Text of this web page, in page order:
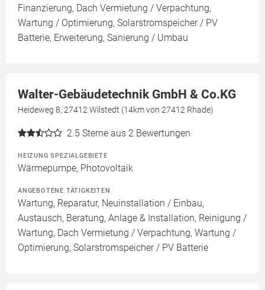
Finanzierung, Dach Vermietung / Verpachtung,
Wartung / Optimierung, Solarstromspeicher / PV
Batterie, Erweiterung, Sanierung / Umbau
Walter-Gebäudetechnik GmbH & Co.KG
Heideweg 8, 27412 Wilstedt (14km von 27412 Rhade)
2.5 Sterne aus 2 Bewertungen
HEIZUNG SPEZIALGEBIETE
Wärmepumpe, Photovoltaik
ANGEBOTENE TÄTIGKEITEN
Wartung, Reparatur, Neuinstallation / Einbau,
Austausch, Beratung, Anlage & Installation, Reinigung /
Wartung, Dach Vermietung / Verpachtung, Wartung /
Optimierung, Solarstromspeicher / PV Batterie